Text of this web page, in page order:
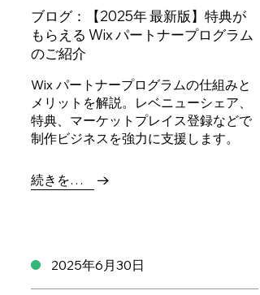
ブログ：【2025年 最新版】特典が
もらえる Wix パートナープログラム
のご紹介
Wix パートナープログラムの仕組みと
メリットを解説。レベニューシェア、
特典、マーケットプレイス登録などで
制作ビジネスを強力に支援します。
続きを読む
2025年6月30日